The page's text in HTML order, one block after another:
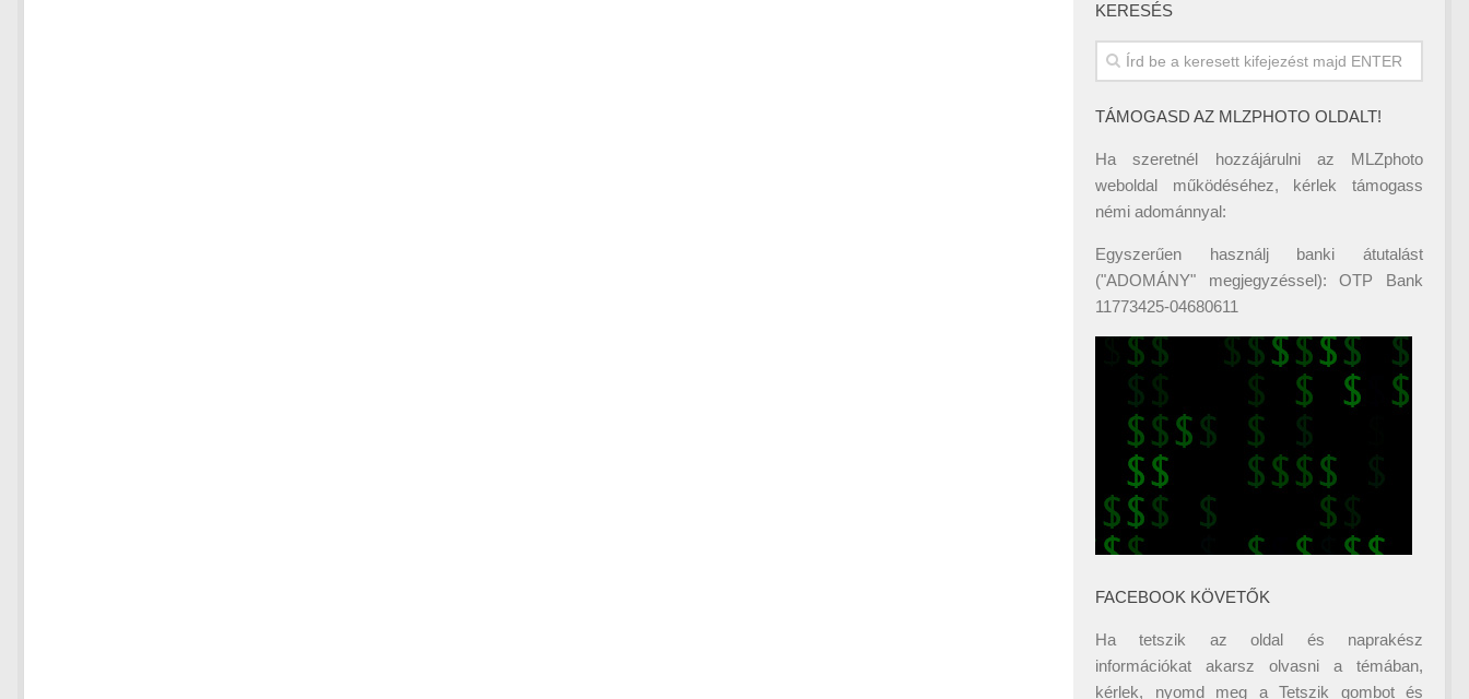
KERESÉS
TÁMOGASD AZ MLZPHOTO OLDALT!
Ha szeretnél hozzájárulni az MLZphoto
weboldal működéséhez, kérlek támogass
némi adománnyal:
Egyszerűen használj banki átutalást
("ADOMÁNY" megjegyzéssel): OTP Bank
11773425-04680611
FACEBOOK KÖVETŐK
Ha tetszik az oldal és naprakész
információkat akarsz olvasni a témában,
kérlek, nyomd meg a Tetszik gombot és